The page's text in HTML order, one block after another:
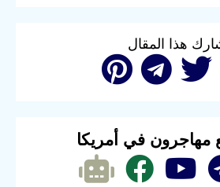
هذا المقال
مهاجرون في أمريكا